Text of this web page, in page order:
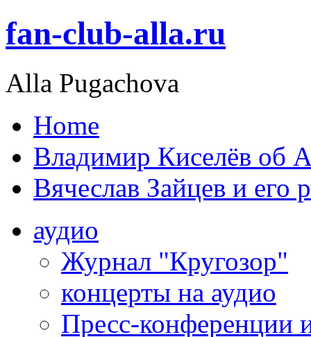
fan-club-alla.ru
Alla Pugachova
Home
Владимир Киселёв об
Вячеслав Зайцев и его
аудио
Журнал "Кругозор"
концерты на аудио
Пресс-конференции